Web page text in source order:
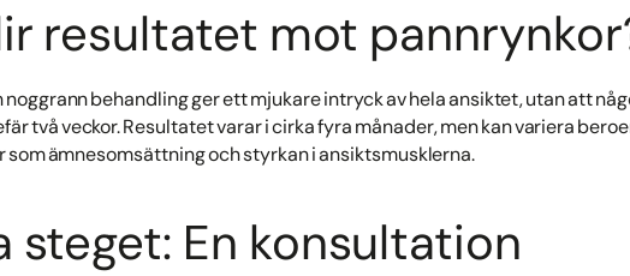
resultatet mot
noggrann behandling ger ett mjukare intryck av hela ansiktet, utan att
två veckor. Resultatet varar i cirka fyra månader, men kan variera
ämnesomsättning och styrkan i ansiktsmusklerna.
steget: En konsultation